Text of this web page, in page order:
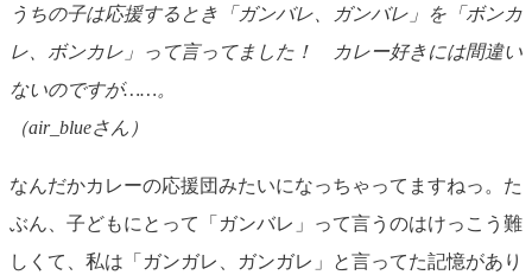
うちの子は応援するとき「ガンバレ、ガンバレ」を「ボンカ
レ、ボンカレ」って言ってました！ カレー好きには間違い
ないのですが……。
（air_blueさん）
なんだかカレーの応援団みたいになっちゃってますねっ。た
ぶん、子どもにとって「ガンバレ」って言うのはけっこう難
しくて、私は「ガンガレ、ガンガレ」と言ってた記憶があり